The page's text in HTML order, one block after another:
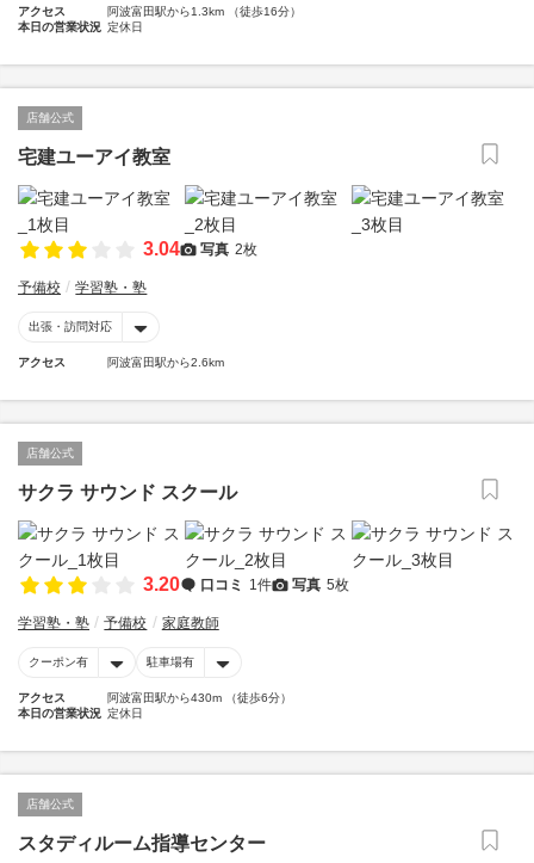
アクセス
阿波富田駅から1.3km （徒歩16分）
本日の営業状況 定休日
店舗公式
宅建ユーアイ教室
3.04 写真 2枚
予備校 学習塾・塾
出張・訪問対応
アクセス 阿波富田駅から2.6km
店舗公式
サクラ サウンド スクール
3.20 口コミ 1件 写真 5枚
学習塾・塾 予備校 家庭教師
クーポン有 駐車場有
アクセス
阿波富田駅から430m （徒歩6分）
本日の営業状況 定休日
店舗公式
スタディルーム指導センター